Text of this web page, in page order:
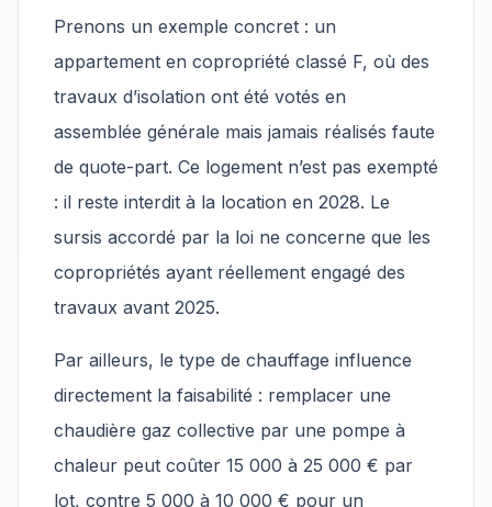
Prenons un exemple concret : un
appartement en copropriété classé F, où des
travaux d’isolation ont été votés en
assemblée générale mais jamais réalisés faute
de quote-part. Ce logement n’est pas exempté
: il reste interdit à la location en 2028. Le
sursis accordé par la loi ne concerne que les
copropriétés ayant réellement engagé des
travaux avant 2025.
Par ailleurs, le type de chauffage influence
directement la faisabilité : remplacer une
chaudière gaz collective par une pompe à
chaleur peut coûter 15 000 à 25 000 € par
lot, contre 5 000 à 10 000 € pour un